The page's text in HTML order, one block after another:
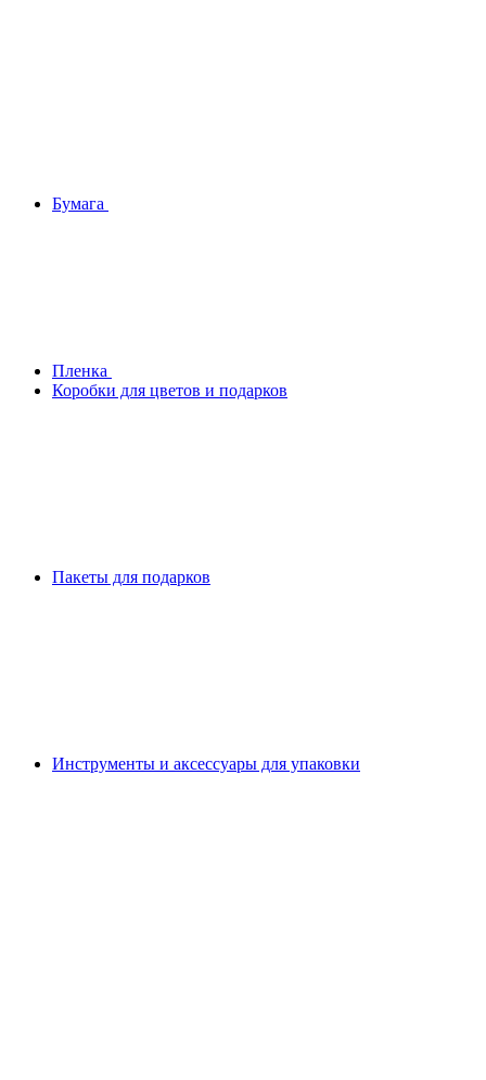
Бумага
Плeнка
Коробки для цветов и подарков
Пакеты для подарков
Инструменты и аксессуары для упаковки